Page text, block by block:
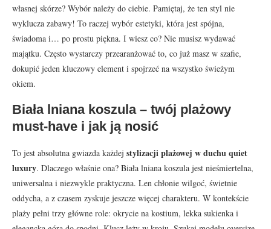
własnej skórze? Wybór należy do ciebie. Pamiętaj, że ten styl nie
wyklucza zabawy! To raczej wybór estetyki, która jest spójna,
świadoma i… po prostu piękna. I wiesz co? Nie musisz wydawać
majątku. Często wystarczy przearanżować to, co już masz w szafie,
dokupić jeden kluczowy element i spojrzeć na wszystko świeżym
okiem.
Biała lniana koszula – twój plażowy
must-have i jak ją nosić
To jest absolutna gwiazda każdej stylizacji plażowej w duchu quiet
luxury. Dlaczego właśnie ona? Biała lniana koszula jest nieśmiertelna,
uniwersalna i niezwykle praktyczna. Len chłonie wilgoć, świetnie
oddycha, a z czasem zyskuje jeszcze więcej charakteru. W kontekście
plaży pełni trzy główne role: okrycie na kostium, lekka sukienka i